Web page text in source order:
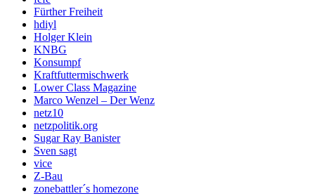
Fürther Freiheit
hdiyl
Holger Klein
KNBG
Konsumpf
Kraftfuttermischwerk
Lower Class Magazine
Marco Wenzel – Der Wenz
netz10
netzpolitik.org
Sugar Ray Banister
Sven sagt
vice
Z-Bau
zonebattler´s homezone